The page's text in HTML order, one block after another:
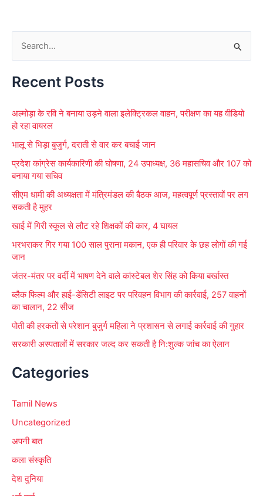
a
c
o
:
Recent Posts
अल्मोड़ा के रवि ने बनाया उड़ने वाला इलेक्ट्रिकल वाहन, परीक्षण का यह वीडियो
हो रहा वायरल
भालू से भिड़ा बुजुर्ग, दराती से वार कर बचाई जान
प्रदेश कांग्रेस कार्यकारिणी की घोषणा, 24 उपाध्यक्ष, 36 महासचिव और 107 को
बनाया गया सचिव
सीएम धामी की अध्यक्षता में मंत्रिमंडल की बैठक आज, महत्वपूर्ण प्रस्तावों पर लग
सकती है मुहर
खाई में गिरी स्कूल से लौट रहे शिक्षकों की कार, 4 घायल
भरभराकर गिर गया 100 साल पुराना मकान, एक ही परिवार के छह लोगों की गई
जान
जंतर-मंतर पर वर्दी में भाषण देने वाले कांस्टेबल शेर सिंह को किया बर्खास्त
ब्लैक फिल्म और हाई-डेंसिटी लाइट पर परिवहन विभाग की कार्रवाई, 257 वाहनों
का चालान, 22 सीज
पोती की हरकतों से परेशान बुजुर्ग महिला ने प्रशासन से लगाई कार्रवाई की गुहार
सरकारी अस्पतालों में सरकार जल्द कर सकती है नि:शुल्क जांच का ऐलान
Categories
Tamil News
Uncategorized
अपनी बात
कला संस्कृति
देश दुनिया